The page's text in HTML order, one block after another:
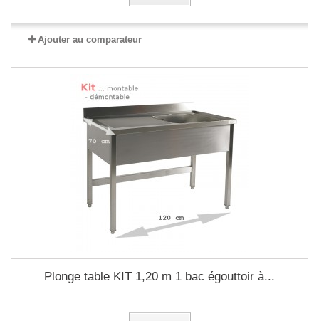
Ajouter au comparateur
Plonge table KIT 1,20 m 1 bac égouttoir à...